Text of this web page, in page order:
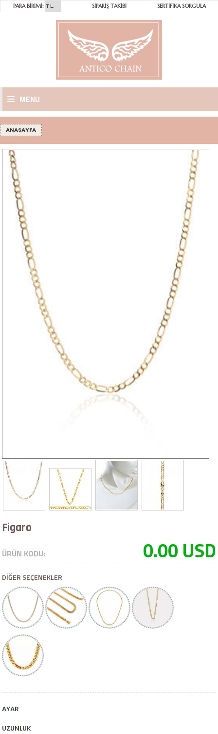
PARA BİRİMİ: SİPARİŞ TAKİBİ SERTİFİKA SORGULA
MENU
ANASAYFA
Figaro
ÜRÜN KODU: 0.00 USD
DİĞER SEÇENEKLER
AYAR
UZUNLUK